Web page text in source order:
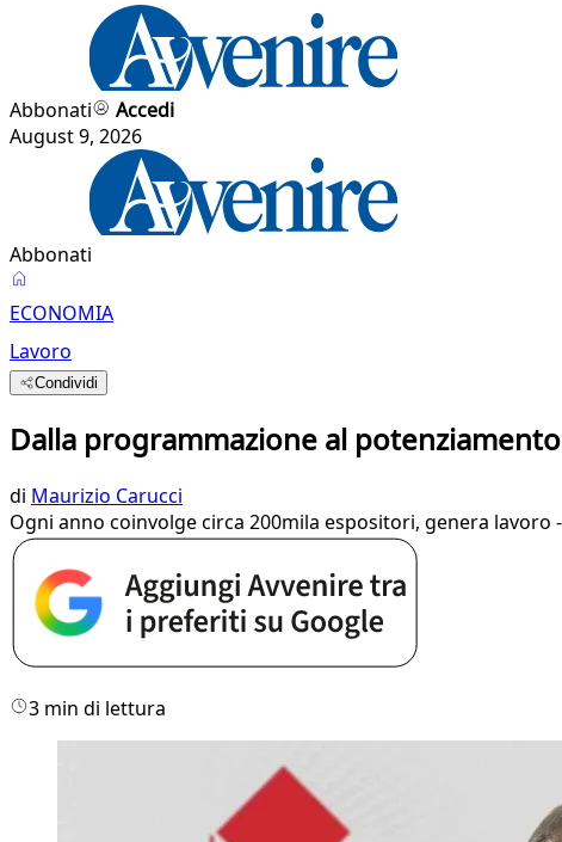
Abbonati
Accedi
August 9, 2026
Abbonati
ECONOMIA
Lavoro
Condividi
Dalla programmazione al
di Maurizio Carucci
Ogni anno coinvolge circa 200mila espositori, genera
3 min di lettura